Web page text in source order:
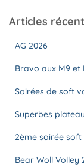
Articles
AG 2026
Bravo aux M9 et
Soirées de soft
Superbes
2ème soirée soft
Bear Woll Volley